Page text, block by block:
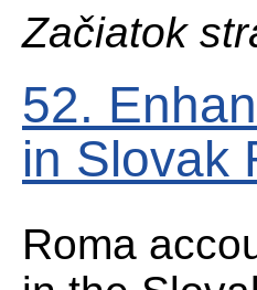
Začiatok
52.
in Slovak
Roma